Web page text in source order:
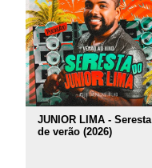
JUNIOR LIMA - Seresta
de verão (2026)